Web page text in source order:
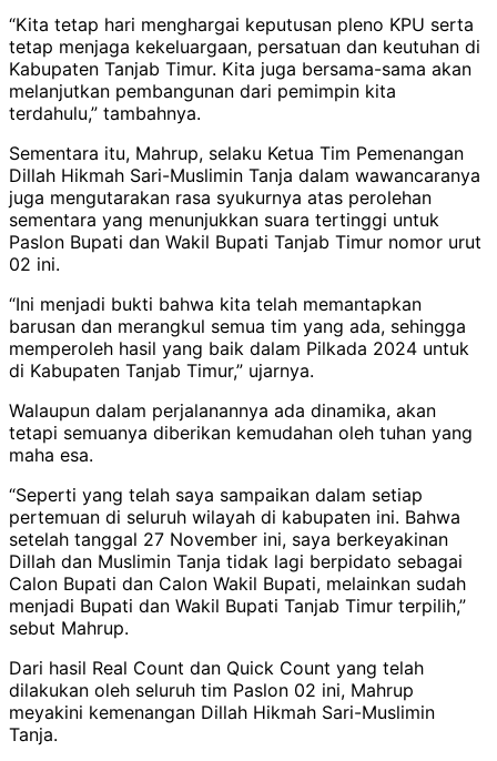
“Kita tetap hari menghargai keputusan pleno KPU serta
tetap menjaga kekeluargaan, persatuan dan keutuhan di
Kabupaten Tanjab Timur. Kita juga bersama-sama akan
melanjutkan pembangunan dari pemimpin kita
terdahulu,” tambahnya.
Sementara itu, Mahrup, selaku Ketua Tim Pemenangan
Dillah Hikmah Sari-Muslimin Tanja dalam wawancaranya
juga mengutarakan rasa syukurnya atas perolehan
sementara yang menunjukkan suara tertinggi untuk
Paslon Bupati dan Wakil Bupati Tanjab Timur nomor urut
02 ini.
“Ini menjadi bukti bahwa kita telah memantapkan
barusan dan merangkul semua tim yang ada, sehingga
memperoleh hasil yang baik dalam Pilkada 2024 untuk
di Kabupaten Tanjab Timur,” ujarnya.
Walaupun dalam perjalanannya ada dinamika, akan
tetapi semuanya diberikan kemudahan oleh tuhan yang
maha esa.
“Seperti yang telah saya sampaikan dalam setiap
pertemuan di seluruh wilayah di kabupaten ini. Bahwa
setelah tanggal 27 November ini, saya berkeyakinan
Dillah dan Muslimin Tanja tidak lagi berpidato sebagai
Calon Bupati dan Calon Wakil Bupati, melainkan sudah
menjadi Bupati dan Wakil Bupati Tanjab Timur terpilih,”
sebut Mahrup.
Dari hasil Real Count dan Quick Count yang telah
dilakukan oleh seluruh tim Paslon 02 ini, Mahrup
meyakini kemenangan Dillah Hikmah Sari-Muslimin
Tanja.